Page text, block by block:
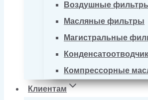
Воздушные
Масляные фильтры
Магистральные
Компрессорные
Клиентам